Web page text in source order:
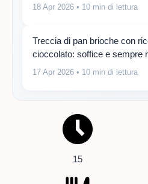
18 Apr 2026 • 10 min di lettura
Treccia di pan brioche con
cioccolato: soffice e sempre
17 Apr 2026 • 10 min di lettura
15